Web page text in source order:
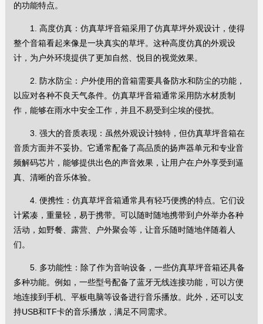
的功能特点。
1. 高度仿真：仿真草坪音箱采用了仿真草坪外观设计，使得
整个音箱看起来像是一块真实的草坪。这种高度仿真的外观设
计，为户外环境提供了更加自然、悦目的视觉效果。
2. 防水防尘：户外使用的音箱需要具备防水和防尘的功能，
以应对各种不良天气条件。仿真草坪音箱通常采用防水材质制
作，能够在雨水中安全工作，并且不易受到尘埃的侵扰。
3. 强大的音质表现：虽然外观设计独特，但仿真草坪音箱在
音质方面并不妥协。它通常配备了高品质的扬声器单元和专业音
频解码芯片，能够提供出色的声音效果，让用户在户外享受到逼
真、清晰的音乐体验。
4. 便携性：仿真草坪音箱通常具有轻巧便携的特点。它们设
计紧凑，重量轻，易于携带。可以随时随地携带到户外举办各种
活动，如野餐、露营、户外聚会等，让音乐随时随地伴随着人
们。
5. 多功能性：除了作为音响设备，一些仿真草坪音箱还具备
多种功能。例如，一些型号配备了蓝牙无线连接功能，可以方便
地连接到手机、平板电脑等设备进行音乐播放。此外，还可以支
持USB和TF卡的音乐播放，满足不同需求。